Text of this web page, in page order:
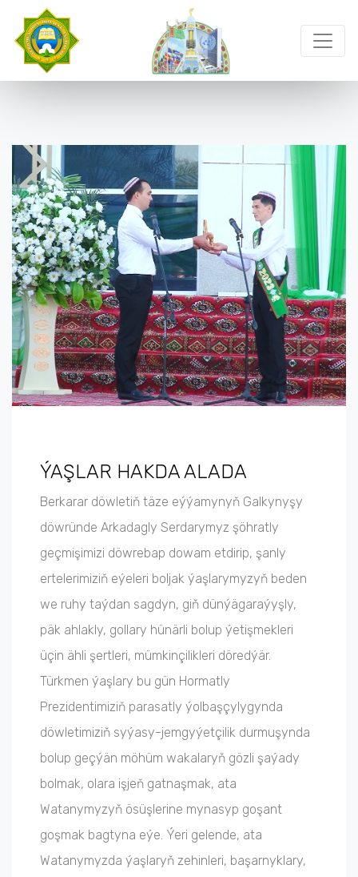
ÝAŞLAR HAKDA ALADA
Berkarar döwletiň täze eýýamynyň Galkynyşy
döwründe Arkadagly Serdarymyz şöhratly
geçmişimizi döwrebap dowam etdirip, şanly
ertelerimiziň eýeleri boljak ýaşlarymyzyň beden
we ruhy taýdan sagdyn, giň dünýägaraýyşly,
päk ahlakly, gollary hünärli bolup ýetişmekleri
üçin ähli şertleri, mümkinçilikleri döredýär.
Türkmen ýaşlary bu gün Hormatly
Prezidentimiziň parasatly ýolbaşçylygynda
döwletimiziň syýasy-jemgyýetçilik durmuşynda
bolup geçýän möhüm wakalaryň gözli şaýady
bolmak, olara işjeň gatnaşmak, ata
Watanymyzyň ösüşlerine mynasyp goşant
goşmak bagtyna eýe. Ýeri gelende, ata
Watanymyzda ýaşlaryň zehinleri, başarnyklary,